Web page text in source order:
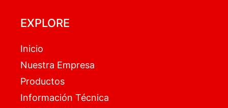
EXPLORE
Inicio
Nuestra Empresa
Productos
Información Técnica